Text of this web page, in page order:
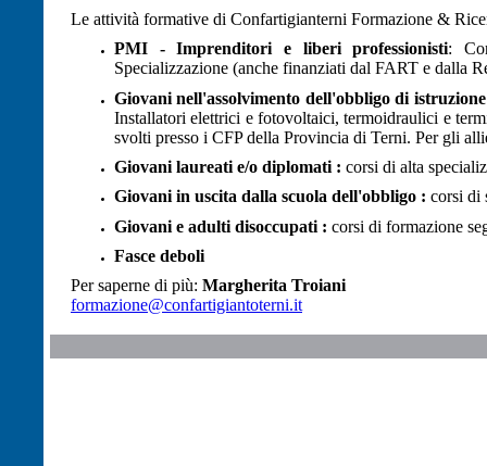
Le attività formative di Confartigianterni Formazione &
PMI - Imprenditori e liberi professionisti:
Specializzazione (anche finanziati dal FART e dalla
Giovani nell'assolvimento dell'obbligo di
Installatori elettrici e fotovoltaici, termoidraulici e
svolti presso i CFP della Provincia di Terni. Per gli
Giovani laureati e/o diplomati : corsi di alta
Giovani in uscita dalla scuola dell'obbligo : corsi di
Giovani e adulti disoccupati : corsi di formazione
Fasce deboli
Per saperne di più: Margherita Troiani
formazione@confartigiantoterni.it